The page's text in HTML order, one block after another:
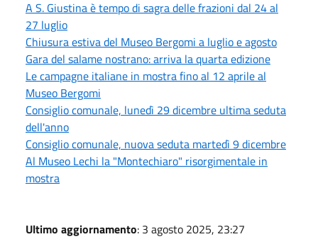
A S. Giustina è tempo di sagra delle frazioni dal 24 al
27 luglio
Chiusura estiva del Museo Bergomi a luglio e agosto
Gara del salame nostrano: arriva la quarta edizione
Le campagne italiane in mostra fino al 12 aprile al
Museo Bergomi
Consiglio comunale, lunedì 29 dicembre ultima seduta
dell'anno
Consiglio comunale, nuova seduta martedì 9 dicembre
Al Museo Lechi la "Montechiaro" risorgimentale in
mostra
Ultimo aggiornamento: 3 agosto 2025, 23:27